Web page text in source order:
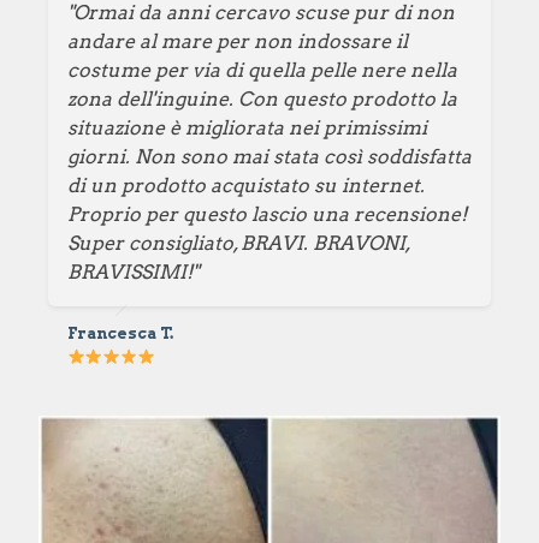
"Ormai da anni cercavo scuse pur di non
andare al mare per non indossare il
costume per via di quella pelle nere nella
zona dell'inguine. Con questo prodotto la
situazione è migliorata nei primissimi
giorni. Non sono mai stata così soddisfatta
di un prodotto acquistato su internet.
Proprio per questo lascio una recensione!
Super consigliato, BRAVI. BRAVONI,
BRAVISSIMI!"
Francesca T.